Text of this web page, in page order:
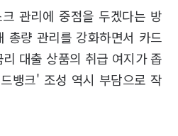
관리에 중점을 두겠다는 방
총량 관리를 강화하면서 카드
대출 상품의 취급 여지가 좁
뱅크' 조성 역시 부담으로 작